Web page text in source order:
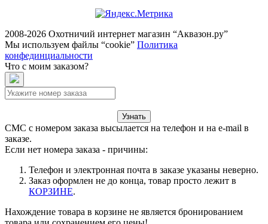
2008-2026 Охотничий интернет магазин “Аквазон.ру”
Мы используем файлы “cookie” Политика
конфединциальности
Что с моим заказом?
Узнать
СМС с номером заказа высылается на телефон и на e-mail в
заказе.
Если нет номера заказа - причины:
Телефон и электронная почта в заказе указаны неверно.
Заказ оформлен не до конца, товар просто лежит в
КОРЗИНЕ.
Нахождение товара в корзине не является бронированием